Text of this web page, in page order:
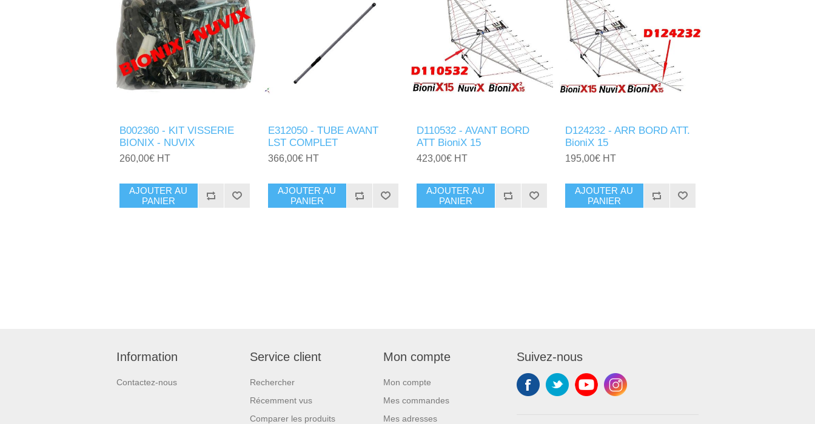
B002360 - KIT VISSERIE
BIONIX - NUVIX
260,00€ HT
AJOUTER AU
PANIER
E312050 - TUBE AVANT
LST COMPLET
366,00€ HT
AJOUTER AU
PANIER
D110532 - AVANT BORD
ATT BioniX 15
423,00€ HT
AJOUTER AU
PANIER
D124232 - ARR BORD ATT.
BioniX 15
195,00€ HT
AJOUTER AU
PANIER
Information
Contactez-nous
Service client
Rechercher
Récemment vus
Comparer les produits
Mon compte
Mon compte
Mes commandes
Mes adresses
Suivez-nous